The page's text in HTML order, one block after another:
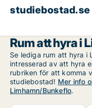
studiebostad.se
Rum att hyra i
Se lediga rum att hyra i
intresserad av att hyra
rubriken för att komma
studiebostad! Mer info
Limhamn/Bunkeflo.